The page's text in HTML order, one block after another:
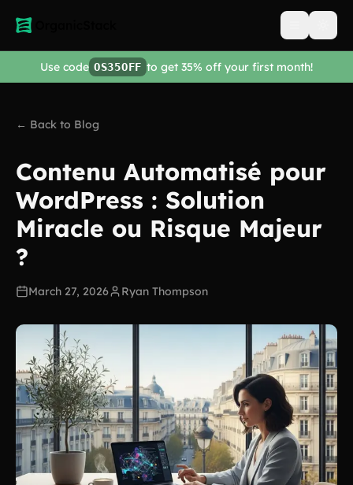
Open
Use code OS35OFF to get 35% off your first month!
← Back to Blog
Contenu Automatisé pour
WordPress : Solution
Miracle ou Risque Majeur
?
March 27, 2026 Ryan Thompson